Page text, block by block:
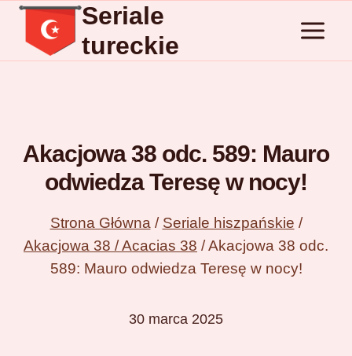
Przejdź
treści
Seriale
tureckie
Akacjowa 38 odc. 589: Mauro
odwiedza Teresę w nocy!
Strona Główna / Seriale hiszpańskie /
Akacjowa 38 / Acacias 38 /Akacjowa 38 odc.
589: Mauro odwiedza Teresę w nocy!
30 marca 2025